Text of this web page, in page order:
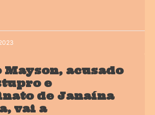
Mayson, acusado
e
de Janaína
vai a